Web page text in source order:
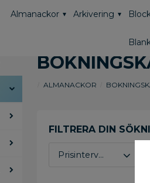
Almanackor Arkivering
ALMANACKOR
Prisintervall